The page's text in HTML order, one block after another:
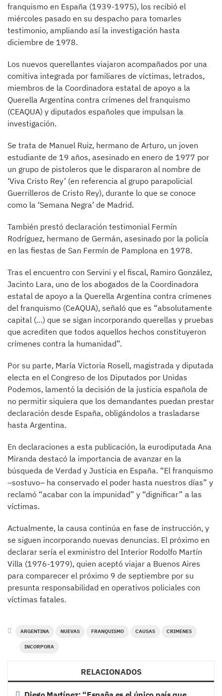
franquismo en España (1939-1975), los recibió el
miércoles pasado en su despacho para tomarles
testimonio, ampliando así la investigación hasta
diciembre de 1978.
Los nuevos querellantes viajaron acompañados por una
comitiva integrada por familiares de víctimas, letrados,
miembros de la Coordinadora estatal de apoyo a la
Querella Argentina contra crímenes del franquismo
(CEAQUA) y diputados españoles que impulsan la
investigación.
Se trata de Manuel Ruiz, hermano de Arturo, un joven
estudiante de 19 años, asesinado en enero de 1977 por
un grupo de pistoleros que le dispararon al nombre de
‘Viva Cristo Rey’ (en referencia al grupo parapolicial
Guerrilleros de Cristo Rey), durante lo que se conoce
como la ‘Semana Negra’ de Madrid.
También prestó declaración testimonial Fermín
Rodríguez, hermano de Germán, asesinado por la policía
en las fiestas de San Fermín de Pamplona en 1978.
Tras el encuentro con Servini y el fiscal, Ramiro González,
Jacinto Lara, uno de los abogados de la Coordinadora
estatal de apoyo a la Querella Argentina contra crímenes
del franquismo (CeAQUA), señaló que es “absolutamente
capital (…) que se sigan incorporando querellas y pruebas
que acrediten que todos aquellos hechos constituyeron
crímenes contra la humanidad”.
Por su parte, María Victoria Rosell, magistrada y diputada
electa en el Congreso de los Diputados por Unidas
Podemos, lamentó la decisión de la justicia española de
no permitir siquiera que los demandantes puedan prestar
declaración desde España, obligándolos a trasladarse
hasta Argentina.
En declaraciones a esta publicación, la eurodiputada Ana
Miranda destacó la importancia de avanzar en la
búsqueda de Verdad y Justicia en España. “El franquismo
–sostuvo– ha conservado el poder hasta nuestros días” y
reclamó “acabar con la impunidad” y “dignificar” a las
víctimas.
Actualmente, la causa continúa en fase de instrucción, y
se siguen incorporando nuevas denuncias. El próximo en
declarar sería el exministro del Interior Rodolfo Martín
Villa (1976-1979), quien aceptó viajar a Buenos Aires
para comparecer el próximo 9 de septiembre por su
presunta responsabilidad en operativos policiales con
víctimas fatales.
ARGENTINA NUEVAS FRANQUISMO CAUSAS CRIMENES
INCORPORA
RELACIONADOS